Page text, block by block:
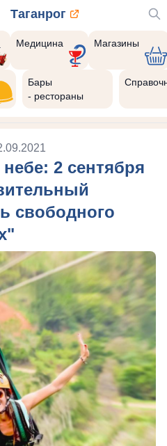
Таганрог
Медицина Магазины
Бары
- рестораны
2 сентября
свободного